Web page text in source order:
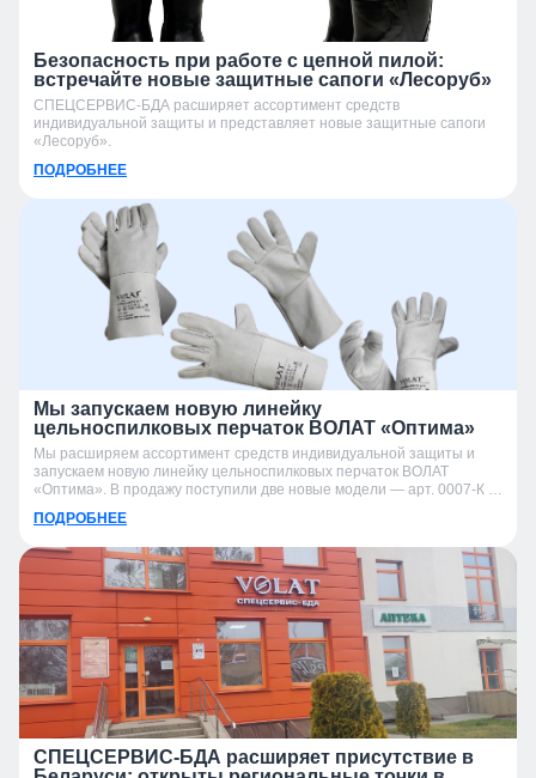
Безопасность при работе с цепной пилой:
встречайте новые защитные сапоги «Лесоруб»
СПЕЦСЕРВИС-БДА расширяет ассортимент средств
индивидуальной защиты и представляет новые защитные сапоги
«Лесоруб».
ПОДРОБНЕЕ
Мы запускаем новую линейку
цельноспилковых перчаток ВОЛАТ «Оптима»
Мы расширяем ассортимент средств индивидуальной защиты и
запускаем новую линейку цельноспилковых перчаток ВОЛАТ
«Оптима». В продажу поступили две новые модели — арт. 0007-К и
ПОДРОБНЕЕ
СПЕЦСЕРВИС-БДА расширяет присутствие в